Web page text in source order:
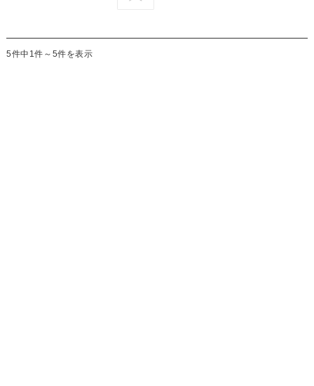
5件中1件～5件を表示